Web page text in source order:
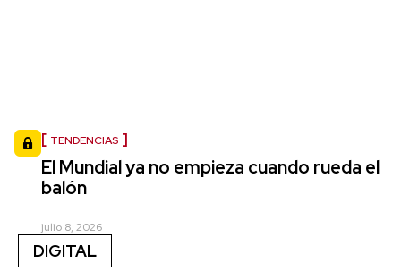
TENDENCIAS
El Mundial ya no empieza cuando rueda el
balón
julio 8, 2026
DIGITAL